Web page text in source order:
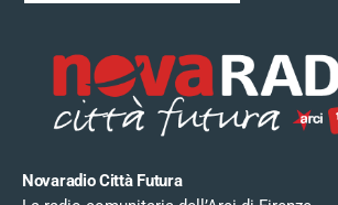
Novaradio Città Futura